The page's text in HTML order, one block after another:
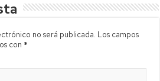
no será publicada. Los campos
con *